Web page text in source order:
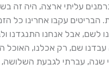
1940 באוניה אידלה. כעבור 3 חודשים, הגענו לחוף של ארץ
הבריטים עקבו אחרינו כל
לשם, אבל אנחנו התנגדנו
שם, רק אכלנו, האוכל
שנה, עברתי לגבעת